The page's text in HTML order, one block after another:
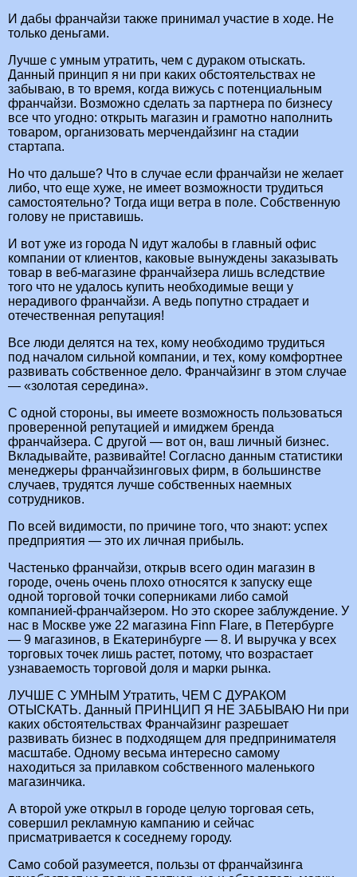
И дабы франчайзи также принимал участие в ходе. Не
только деньгами.
Лучше с умным утратить, чем с дураком отыскать.
Данный принцип я ни при каких обстоятельствах не
забываю, в то время, когда вижусь с потенциальным
франчайзи. Возможно сделать за партнера по бизнесу
все что угодно: открыть магазин и грамотно наполнить
товаром, организовать мерчендайзинг на стадии
стартапа.
Но что дальше? Что в случае если франчайзи не желает
либо, что еще хуже, не имеет возможности трудиться
самостоятельно? Тогда ищи ветра в поле. Собственную
голову не приставишь.
И вот уже из города N идут жалобы в главный офис
компании от клиентов, каковые вынуждены заказывать
товар в веб-магазине франчайзера лишь вследствие
того что не удалось купить необходимые вещи у
нерадивого франчайзи. А ведь попутно страдает и
отечественная репутация!
Все люди делятся на тех, кому необходимо трудиться
под началом сильной компании, и тех, кому комфортнее
развивать собственное дело. Франчайзинг в этом случае
— «золотая середина».
С одной стороны, вы имеете возможность пользоваться
проверенной репутацией и имиджем бренда
франчайзера. С другой — вот он, ваш личный бизнес.
Вкладывайте, развивайте! Согласно данным статистики
менеджеры франчайзинговых фирм, в большинстве
случаев, трудятся лучше собственных наемных
сотрудников.
По всей видимости, по причине того, что знают: успех
предприятия — это их личная прибыль.
Частенько франчайзи, открыв всего один магазин в
городе, очень очень плохо относятся к запуску еще
одной торговой точки соперниками либо самой
компанией-франчайзером. Но это скорее заблуждение. У
нас в Москве уже 22 магазина Finn Flare, в Петербурге
— 9 магазинов, в Екатеринбурге — 8. И выручка у всех
торговых точек лишь растет, потому, что возрастает
узнаваемость торговой доля и марки рынка.
ЛУЧШЕ С УМНЫМ Утратить, ЧЕМ С ДУРАКОМ
ОТЫСКАТЬ. Данный ПРИНЦИП Я НЕ ЗАБЫВАЮ Ни при
каких обстоятельствах Франчайзинг разрешает
развивать бизнес в подходящем для предпринимателя
масштабе. Одному весьма интересно самому
находиться за прилавком собственного маленького
магазинчика.
А второй уже открыл в городе целую торговая сеть,
совершил рекламную кампанию и сейчас
присматривается к соседнему городу.
Само собой разумеется, пользы от франчайзинга